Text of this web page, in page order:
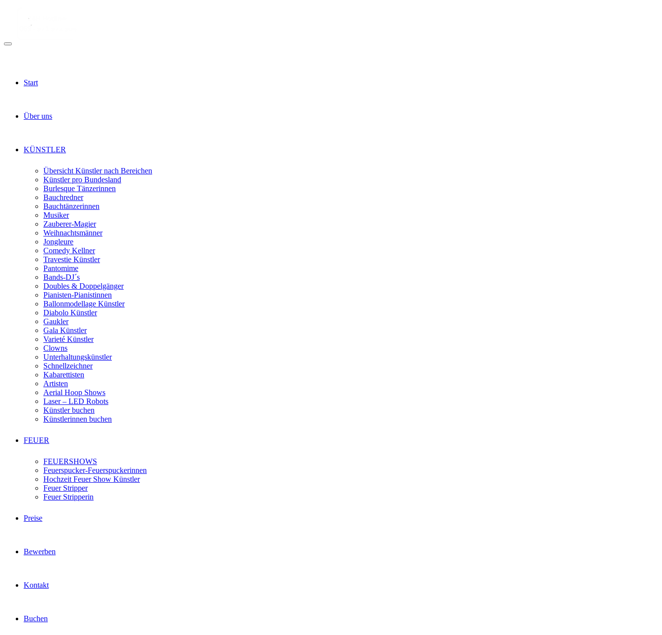
Start
Über uns
KÜNSTLER
Übersicht Künstler nach Bereichen
Künstler pro Bundesland
Burlesque Tänzerinnen
Bauchredner
Bauchtänzerinnen
Musiker
Zauberer-Magier
Weihnachtsmänner
Jongleure
Comedy Kellner
Travestie Künstler
Pantomime
Bands-DJ´s
Doubles & Doppelgänger
Pianisten-Pianistinnen
Ballonmodellage Künstler
Diabolo Künstler
Gaukler
Gala Künstler
Varieté Künstler
Clowns
Unterhaltungskünstler
Schnellzeichner
Kabarettisten
Artisten
Aerial Hoop Shows
Laser – LED Robots
Künstler buchen
Künstlerinnen buchen
FEUER
FEUERSHOWS
Feuerspucker-Feuerspuckerinnen
Hochzeit Feuer Show Künstler
Feuer Stripper
Feuer Stripperin
Preise
Bewerben
Kontakt
Buchen